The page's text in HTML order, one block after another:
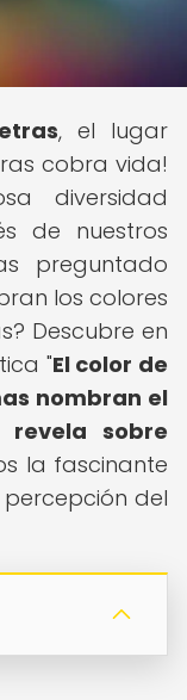
, el lugar
cobra vida!
diversidad
de nuestros
preguntado
los colores
Descubre en
"El color de
nombran el
sobre
la fascinante
del